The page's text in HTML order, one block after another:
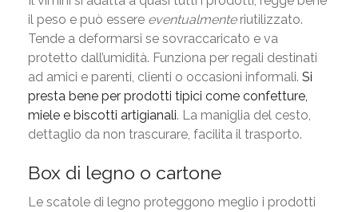
il peso e può essere eventualmenteriutilizzato.
Tende a deformarsi se sovraccaricato e va
protetto dall’umidità. Funziona per regali destinati
ad amici e parenti, clienti o occasioni informali.Si
presta bene per prodotti tipici come confetture,
miele e biscotti artigianali. La maniglia del cesto,
dettaglio da non trascurare, facilita il trasporto.
Box di legno o cartone
Le scatole di legno proteggono meglio i prodotti